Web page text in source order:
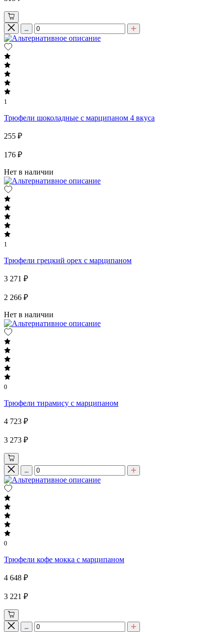
1
Трюфели шоколадные с марципаном 4 вкуса
255 ₽
176 ₽
Нет в наличии
1
Трюфели грецкий орех с марципаном
3 271 ₽
2 266 ₽
Нет в наличии
0
Трюфели тирамису с марципаном
4 723 ₽
3 273 ₽
0
Трюфели кофе мокка с марципаном
4 648 ₽
3 221 ₽